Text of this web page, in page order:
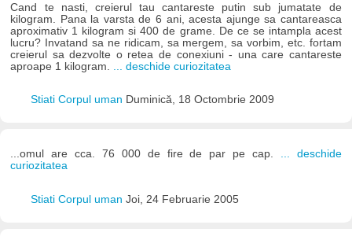
Cand te nasti, creierul tau cantareste putin sub jumatate de
kilogram. Pana la varsta de 6 ani, acesta ajunge sa cantareasca
aproximativ 1 kilogram si 400 de grame. De ce se intampla acest
lucru? Invatand sa ne ridicam, sa mergem, sa vorbim, etc. fortam
creierul sa dezvolte o retea de conexiuni - una care cantareste
aproape 1 kilogram.
... deschide curiozitatea
Stiati Corpul uman Duminică, 18 Octombrie 2009
...omul are cca. 76 000 de fire de par pe cap. ... deschide
curiozitatea
Stiati Corpul uman Joi, 24 Februarie 2005